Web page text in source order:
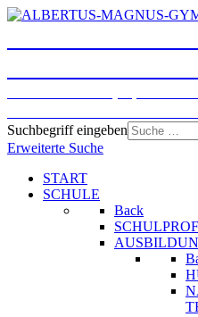
Suchbegriff eingeben
Erweiterte Suche
START
SCHULE
Back